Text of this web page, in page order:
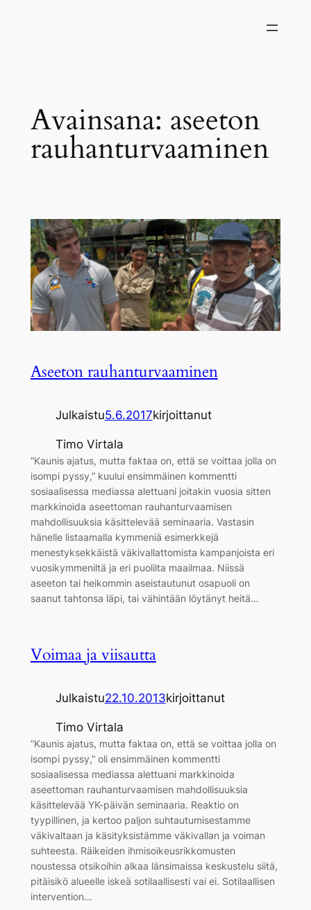
Avainsana: aseeton
rauhanturvaaminen
Aseeton rauhanturvaaminen
Julkaistu5.6.2017kirjoittanut
Timo Virtala
”Kaunis ajatus, mutta faktaa on, että se voittaa jolla on
isompi pyssy,” kuului ensimmäinen kommentti
sosiaalisessa mediassa alettuani joitakin vuosia sitten
markkinoida aseettoman rauhanturvaamisen
mahdollisuuksia käsittelevää seminaaria. Vastasin
hänelle listaamalla kymmeniä esimerkkejä
menestyksekkäistä väkivallattomista kampanjoista eri
vuosikymmeniltä ja eri puolilta maailmaa. Niissä
aseeton tai heikommin aseistautunut osapuoli on
saanut tahtonsa läpi, tai vähintään löytänyt heitä…
Voimaa ja viisautta
Julkaistu22.10.2013kirjoittanut
Timo Virtala
”Kaunis ajatus, mutta faktaa on, että se voittaa jolla on
isompi pyssy,” oli ensimmäinen kommentti
sosiaalisessa mediassa alettuani markkinoida
aseettoman rauhanturvaamisen mahdollisuuksia
käsittelevää YK-päivän seminaaria. Reaktio on
tyypillinen, ja kertoo paljon suhtautumisestamme
väkivaltaan ja käsityksistämme väkivallan ja voiman
suhteesta. Räikeiden ihmisoikeusrikkomusten
noustessa otsikoihin alkaa länsimaissa keskustelu siitä,
pitäisikö alueelle iskeä sotilaallisesti vai ei. Sotilaallisen
intervention…